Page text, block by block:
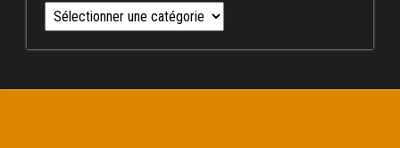
Catégories